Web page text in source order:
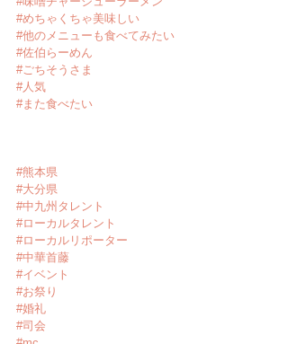
#めちゃくちゃ美味しい
#他のメニューも食べてみたい
#佐伯らーめん
#ごちそうさま
#人気
#また食べたい
#熊本県
#大分県
#中九州タレント
#ローカルタレント
#ローカルリポーター
#中華首藤
#イベント
#お祭り
#婚礼
#司会